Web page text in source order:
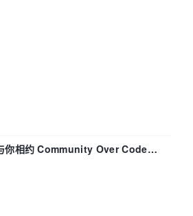
你相约 Community Over Code